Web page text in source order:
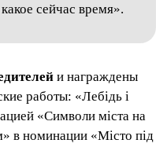
сейчас время».
и награждены
работы: «Лебідь і
«Символи міста на
в номинации «Місто під